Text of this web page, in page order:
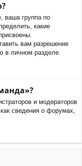
ваша группа по
какие
вам разрешение
в личном разделе.
и модераторов
сведения о форумах,